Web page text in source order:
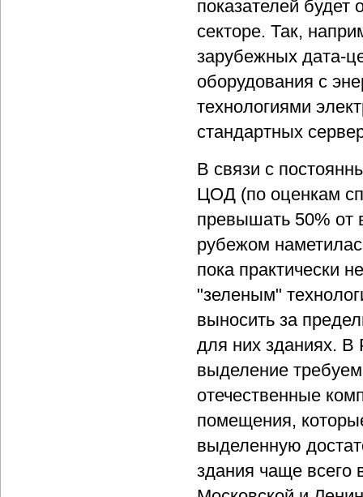
показателей
секторе. Так,
зарубежных дата-
оборудования с
технологиями
стандартных
В связи с
ЦОД (по оценкам
превышать 50% от
рубежом
пока практически
"зеленым"
выносить за
для них зданиях. В
выделение
отечественные
помещения,
выделенную
здания чаще всего